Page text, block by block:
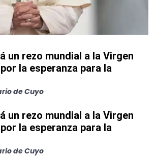
un rezo mundial a la Virgen
la esperanza para la
de Cuyo
un rezo mundial a la Virgen
la esperanza para la
de Cuyo